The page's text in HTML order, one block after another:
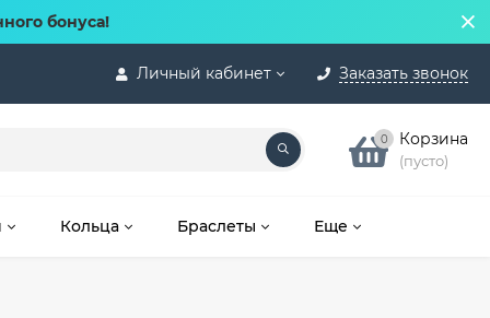
бонуса!
Личный кабинет Заказать звонок
0 Корзина
(пусто)
Кольца Браслеты Еще